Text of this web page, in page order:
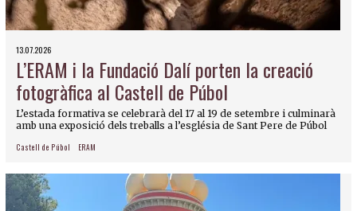
13.07.2026
L’ERAM i la Fundació Dalí porten la creació
fotogràfica al Castell de Púbol
L’estada formativa se celebrarà del 17 al 19 de setembre i culminarà
amb una exposició dels treballs a l’església de Sant Pere de Púbol
Castell de Púbol ERAM